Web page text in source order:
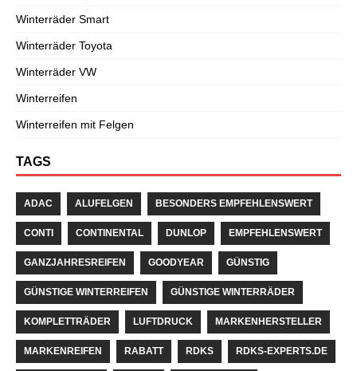
Winterräder Smart
Winterräder Toyota
Winterräder VW
Winterreifen
Winterreifen mit Felgen
TAGS
ADAC ALUFELGEN BESONDERS EMPFEHLENSWERT
CONTI CONTINENTAL DUNLOP EMPFEHLENSWERT
GANZJAHRESREIFEN GOODYEAR GÜNSTIG
GÜNSTIGE WINTERREIFEN GÜNSTIGE WINTERRÄDER
KOMPLETTRÄDER LUFTDRUCK MARKENHERSTELLER
MARKENREIFEN RABATT RDKS RDKS-EXPERTS.DE